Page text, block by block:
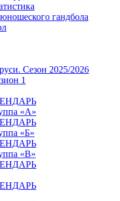
гандбола
Сезон 2025/2026
1
«А»
«Б»
«В»